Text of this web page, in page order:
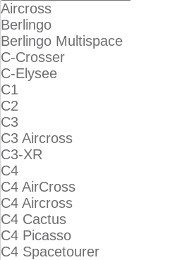
Aircross
Berlingo
Berlingo Multispace
C-Crosser
C-Elysee
C1
C2
C3
C3 Aircross
C3-XR
C4
C4 AirCross
C4 Aircross
C4 Cactus
C4 Picasso
C4 Spacetourer